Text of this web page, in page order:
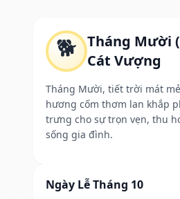
🐕 Tháng Mười
Cát Vượng
Tháng Mười, tiết trời mát
hương cốm thơm lan khắp
trưng cho sự trọn vẹn, thu
sống gia đình.
Ngày Lễ Tháng 10